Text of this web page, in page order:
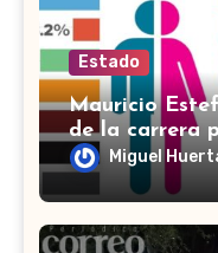
Estado
Mauricio
de la carrera
Cortazar
Miguel